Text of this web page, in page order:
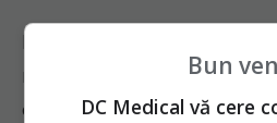
Pe de altă parte,
mâncatul în exces
creier, creând senzații
Bun
DC Medical vă cere